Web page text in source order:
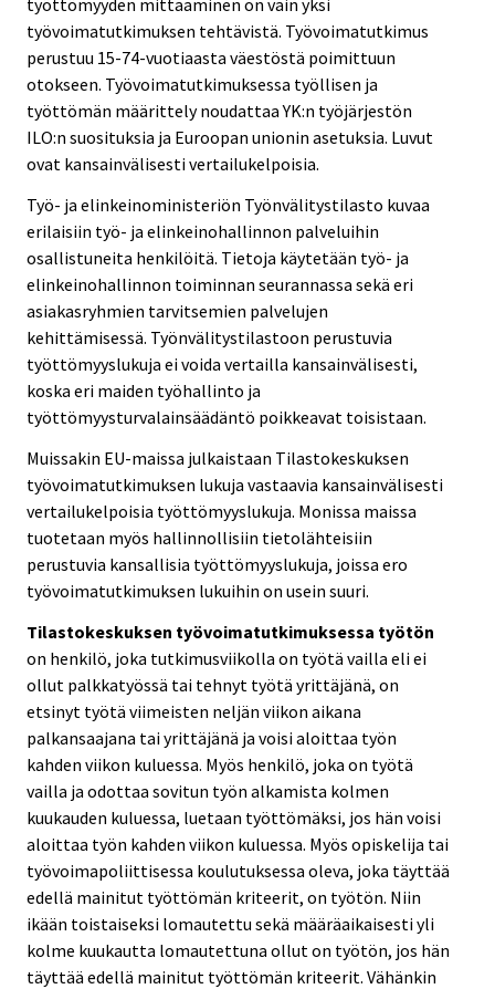
työttömyyden mittaaminen on vain yksi
työvoimatutkimuksen tehtävistä. Työvoimatutkimus
perustuu 15-74-vuotiaasta väestöstä poimittuun
otokseen. Työvoimatutkimuksessa työllisen ja
työttömän määrittely noudattaa YK:n työjärjestön
ILO:n suosituksia ja Euroopan unionin asetuksia. Luvut
ovat kansainvälisesti vertailukelpoisia.
Työ- ja elinkeinoministeriön Työnvälitystilasto kuvaa
erilaisiin työ- ja elinkeinohallinnon palveluihin
osallistuneita henkilöitä. Tietoja käytetään työ- ja
elinkeinohallinnon toiminnan seurannassa sekä eri
asiakasryhmien tarvitsemien palvelujen
kehittämisessä. Työnvälitystilastoon perustuvia
työttömyyslukuja ei voida vertailla kansainvälisesti,
koska eri maiden työhallinto ja
työttömyysturvalainsäädäntö poikkeavat toisistaan.
Muissakin EU-maissa julkaistaan Tilastokeskuksen
työvoimatutkimuksen lukuja vastaavia kansainvälisesti
vertailukelpoisia työttömyyslukuja. Monissa maissa
tuotetaan myös hallinnollisiin tietolähteisiin
perustuvia kansallisia työttömyyslukuja, joissa ero
työvoimatutkimuksen lukuihin on usein suuri.
Tilastokeskuksen työvoimatutkimuksessa työtön
on henkilö, joka tutkimusviikolla on työtä vailla eli ei
ollut palkkatyössä tai tehnyt työtä yrittäjänä, on
etsinyt työtä viimeisten neljän viikon aikana
palkansaajana tai yrittäjänä ja voisi aloittaa työn
kahden viikon kuluessa. Myös henkilö, joka on työtä
vailla ja odottaa sovitun työn alkamista kolmen
kuukauden kuluessa, luetaan työttömäksi, jos hän voisi
aloittaa työn kahden viikon kuluessa. Myös opiskelija tai
työvoimapoliittisessa koulutuksessa oleva, joka täyttää
edellä mainitut työttömän kriteerit, on työtön. Niin
ikään toistaiseksi lomautettu sekä määräaikaisesti yli
kolme kuukautta lomautettuna ollut on työtön, jos hän
täyttää edellä mainitut työttömän kriteerit. Vähänkin